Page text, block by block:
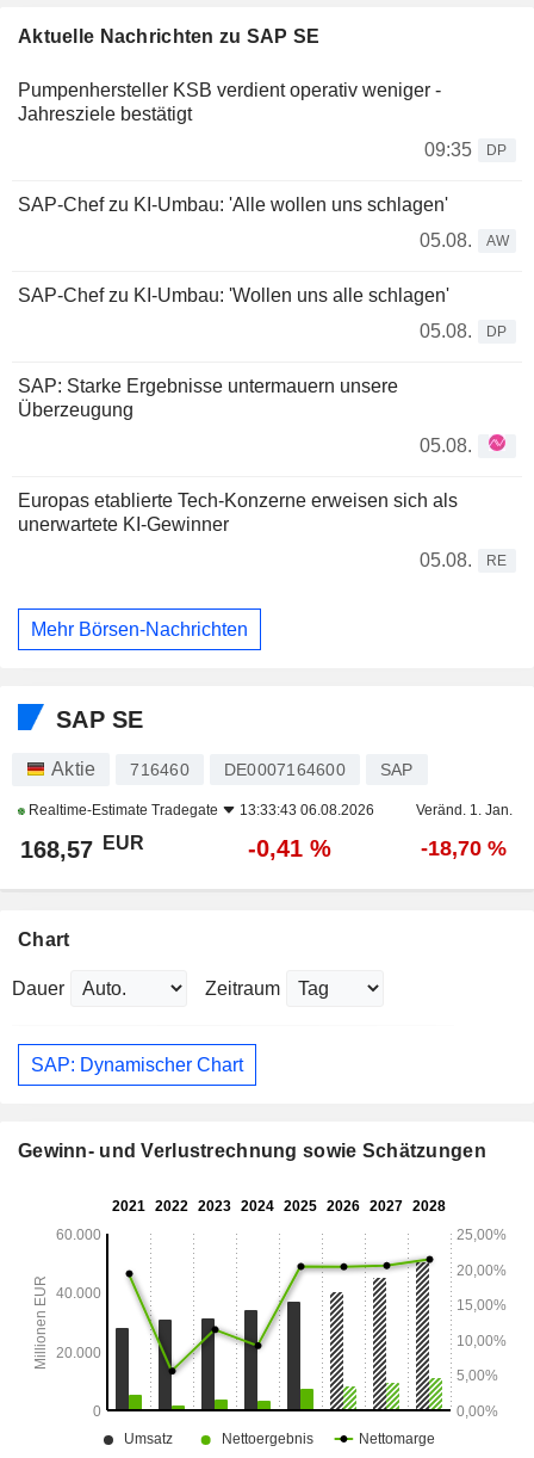
Aktuelle Nachrichten zu SAP SE
Pumpenhersteller KSB verdient operativ weniger -
Jahresziele bestätigt
09:35
DP
SAP-Chef zu KI-Umbau: 'Alle wollen uns schlagen'
05.08.
AW
SAP-Chef zu KI-Umbau: 'Wollen uns alle schlagen'
05.08.
DP
SAP: Starke Ergebnisse untermauern unsere
Überzeugung
05.08.
Europas etablierte Tech-Konzerne erweisen sich als
unerwartete KI-Gewinner
05.08.
RE
Mehr Börsen-Nachrichten
SAP SE
Aktie 716460 DE0007164600 SAP
Realtime-Estimate Tradegate 13:33:43 06.08.2026 Veränd. 1. Jan.
168,57 EUR -0,41 % -18,70 %
Chart
Dauer Zeitraum
SAP: Dynamischer Chart
Gewinn- und Verlustrechnung sowie Schätzungen